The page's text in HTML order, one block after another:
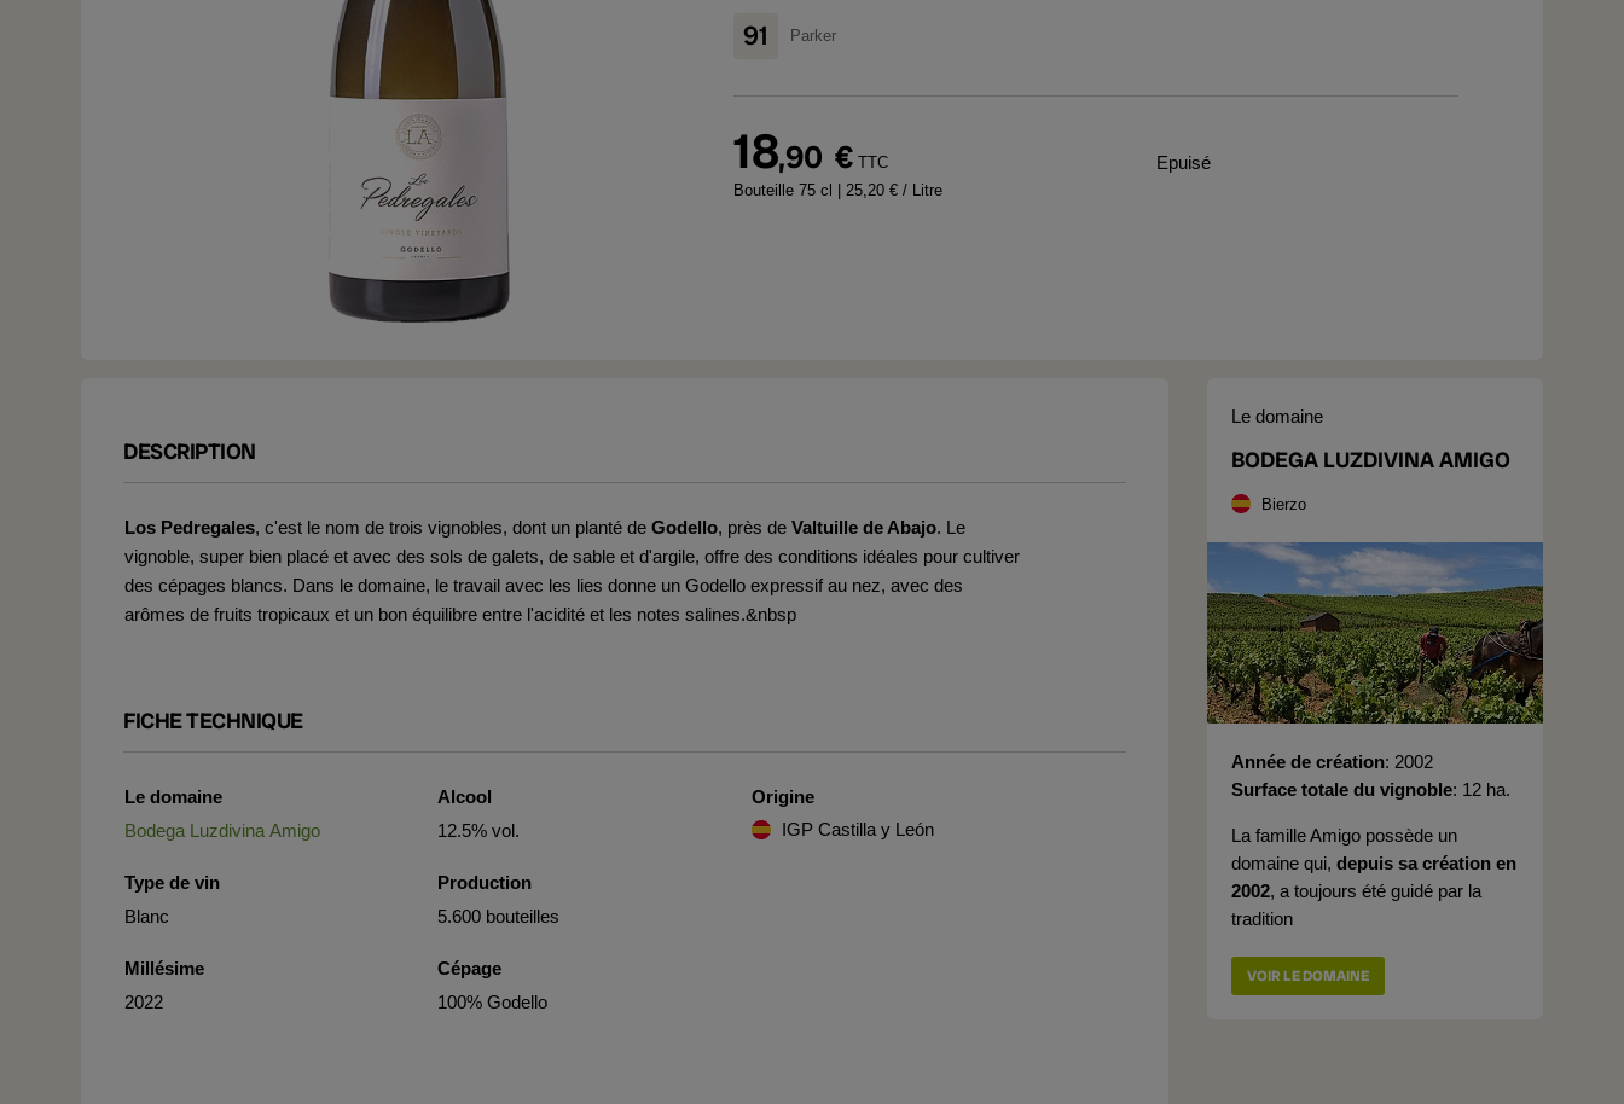
91 Parker
18,90 € TTC
Bouteille 75 cl | 25,20 € / Litre
Epuisé
DESCRIPTION
Los Pedregales, c'est le nom de trois vignobles, dont un planté de Godello, près de Valtuille de Abajo. Le
vignoble, super bien placé et avec des sols de galets, de sable et d'argile, offre des conditions idéales pour cultiver
des cépages blancs. Dans le domaine, le travail avec les lies donne un Godello expressif au nez, avec des
arômes de fruits tropicaux et un bon équilibre entre l'acidité et les notes salines.&nbsp
FICHE TECHNIQUE
Le domaine
Bodega Luzdivina Amigo
Type de vin
Blanc
Millésime
2022
Alcool
12.5% vol.
Production
5.600 bouteilles
Cépage
100% Godello
Origine
IGP Castilla y León
Le domaine
BODEGA LUZDIVINA AMIGO
Bierzo
Année de création 2002
Surface totale du vignoble 12 ha.
La famille Amigo possède un
domaine qui, depuis sa création en
2002, a toujours été guidé par la
tradition
VOIR LE DOMAINE